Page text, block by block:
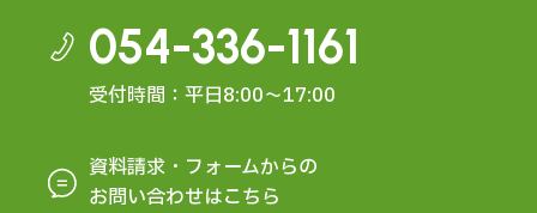
054-336-1161
受付時間：平日8:00～17:00
資料請求・フォームからの
お問い合わせはこちら